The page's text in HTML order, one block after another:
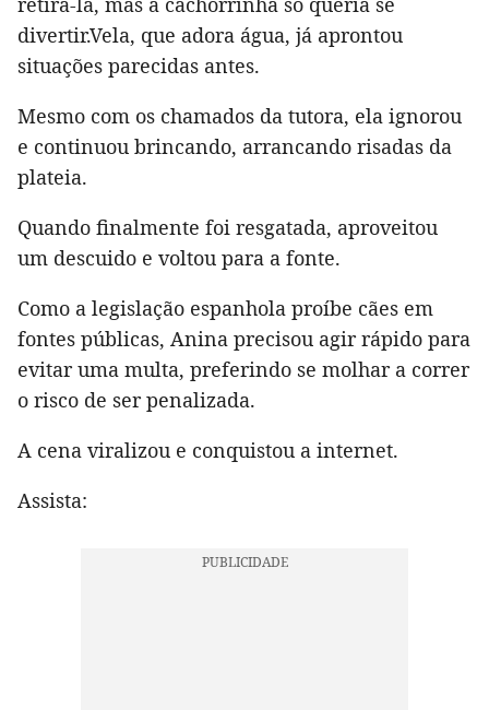
divertir.Vela, que adora água, já aprontou
situações parecidas antes.
Mesmo com os chamados da tutora, ela ignorou
e continuou brincando, arrancando risadas da
plateia.
Quando finalmente foi resgatada, aproveitou
um descuido e voltou para a fonte.
Como a legislação espanhola proíbe cães em
fontes públicas, Anina precisou agir rápido para
evitar uma multa, preferindo se molhar a correr
o risco de ser penalizada.
A cena viralizou e conquistou a internet.
Assista: